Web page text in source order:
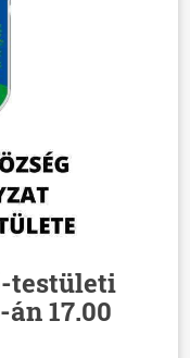
testületi
17.00